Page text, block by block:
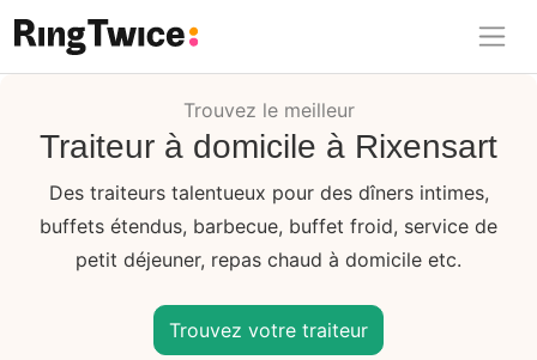
Ring Twice
Trouvez le meilleur
Traiteur à domicile à Rixensart
Des traiteurs talentueux pour des dîners intimes,
buffets étendus, barbecue, buffet froid, service de
petit déjeuner, repas chaud à domicile etc.
Trouvez votre traiteur